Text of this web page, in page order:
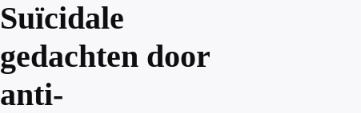
Suïcidale
gedachten door
anti-